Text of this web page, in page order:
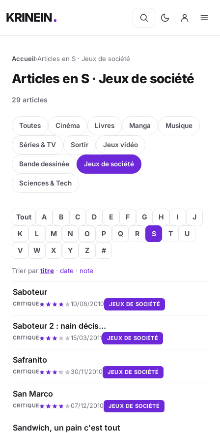
KRINEIN
Accueil›Articles en S · Jeux de société
Articles en S · Jeux de société
29 articles
Toutes Cinéma Livres Manga Musique
Séries & TV Sortir Jeux vidéo
Bande dessinée Jeux de société
Sciences & Tech
Tout A B C D E F G H I
J
K
L M N O P Q R S T
U
V
W X Y Z #
Trier par titre · date · note
Saboteur
CRITIQUE 10/08/2010 JEUX DE SOCIÉTÉ
Saboteur 2 : nain décis...
CRITIQUE 15/03/2011 JEUX DE SOCIÉTÉ
Safranito
CRITIQUE 30/11/2010 JEUX DE SOCIÉTÉ
San Marco
CRITIQUE 07/12/2010 JEUX DE SOCIÉTÉ
Sandwich, un pain c'est tout